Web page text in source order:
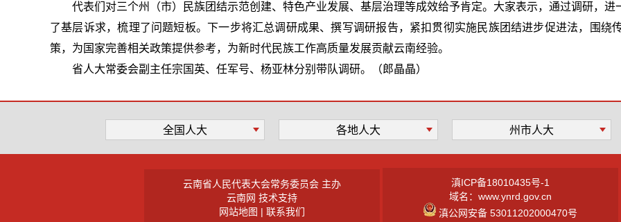
代表们对三个州（市）民族团结示范创建、特色产业发展、基层治理等成效给予肯定。大家表示，通过调研，
了基层诉求，梳理了问题短板。下一步将汇总调研成果、撰写调研报告，紧扣贯彻实施民族团结进步促进法，围绕
策，为国家完善相关政策提供参考，为新时代民族工作高质量发展贡献云南经验。
省人大常委会副主任宗国英、任军号、杨亚林分别带队调研。（郎晶晶）
全国人大 各地人大 州市人大
云南省人民代表大会常务委员会 主办
云南网 技术支持
网站地图 | 联系我们
滇ICP备18010435号-1
域名：www.ynrd.gov.cn
滇公网安备 53011202000470号